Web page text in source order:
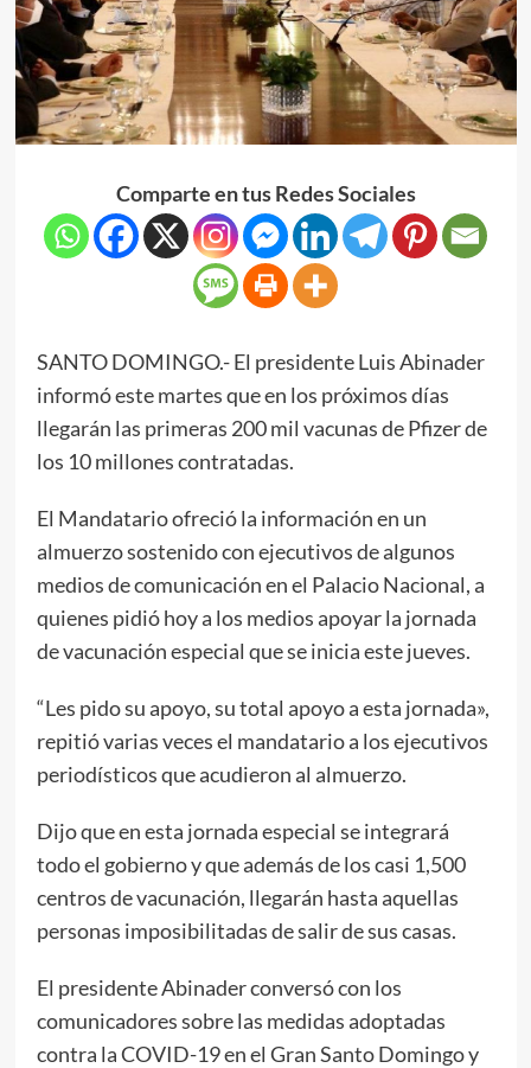
Comparte en tus Redes Sociales
SANTO DOMINGO.- El presidente Luis Abinader
informó este martes que en los próximos días
llegarán las primeras 200 mil vacunas de Pfizer de
los 10 millones contratadas.
El Mandatario ofreció la información en un
almuerzo sostenido con ejecutivos de algunos
medios de comunicación en el Palacio Nacional, a
quienes pidió hoy a los medios apoyar la jornada
de vacunación especial que se inicia este jueves.
“Les pido su apoyo, su total apoyo a esta jornada»,
repitió varias veces el mandatario a los ejecutivos
periodísticos que acudieron al almuerzo.
Dijo que en esta jornada especial se integrará
todo el gobierno y que además de los casi 1,500
centros de vacunación, llegarán hasta aquellas
personas imposibilitadas de salir de sus casas.
El presidente Abinader conversó con los
comunicadores sobre las medidas adoptadas
contra la COVID-19 en el Gran Santo Domingo y